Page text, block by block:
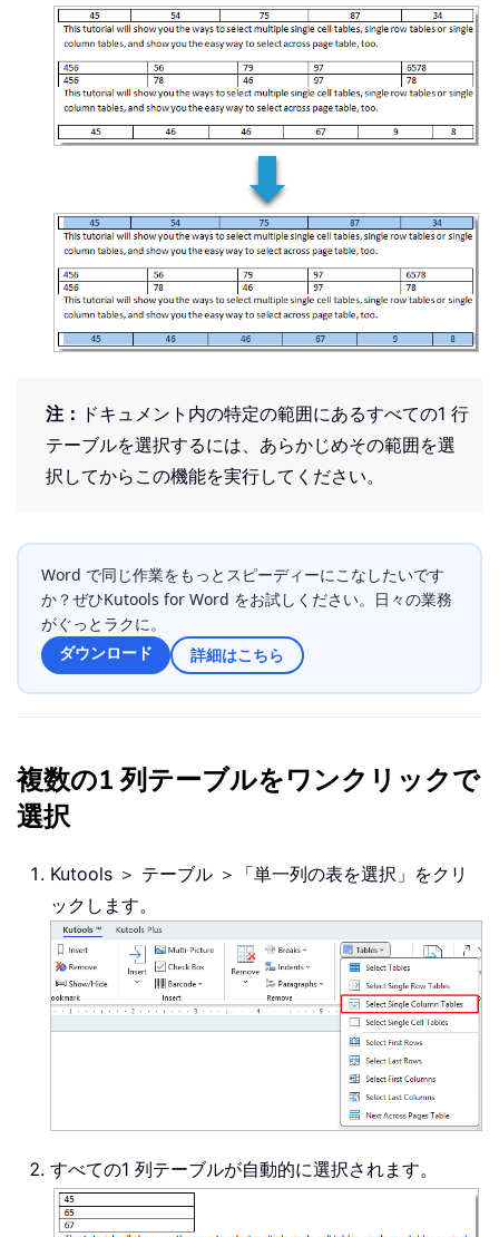
注： ドキュメント内の特定の範囲にあるすべての1 行
テーブルを選択するには、あらかじめその範囲を選
択してからこの機能を実行してください。
Word で同じ作業をもっとスピーディーにこなしたいです
か？ぜひKutools for Word をお試しください。日々の業務
がぐっとラクに。
ダウンロード
詳細はこちら
複数の1 列テーブルをワンクリックで
選択
Kutools ＞ テーブル ＞「単一列の表を選択」をクリ
ックします。
すべての1 列テーブルが自動的に選択されます。